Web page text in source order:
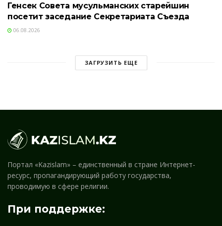
Генсек Совета мусульманских старейшин
посетит заседание Секретариата Съезда
06.08.2026
ЗАГРУЗИТЬ ЕЩЕ
Портал «Kazislam» – единственный в стране Интернет-
ресурс, пропагандирующий работу государства,
проводимую в сфере религии.
При поддержке: